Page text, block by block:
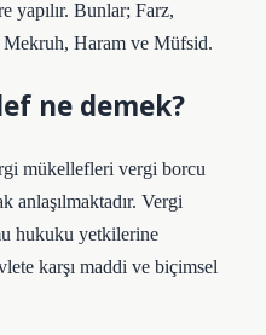
yapılır. Bunlar; Farz,
Haram ve Müfsid.
ne demek?
mükellefleri vergi borcu
anlaşılmaktadır. Vergi
hukuku yetkilerine
karşı maddi ve biçimsel